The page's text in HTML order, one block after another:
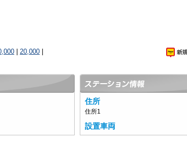
20,000
住所
住所1
設置車両